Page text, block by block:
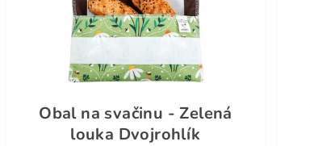
Obal na svačinu - Zelená
louka Dvojrohlík